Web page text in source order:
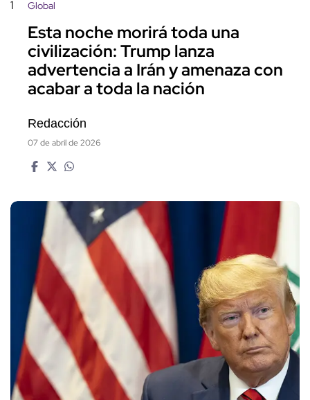
1 Global
Esta noche morirá toda una
civilización: Trump lanza
advertencia a Irán y amenaza con
acabar a toda la nación
Redacción
07 de abril de 2026